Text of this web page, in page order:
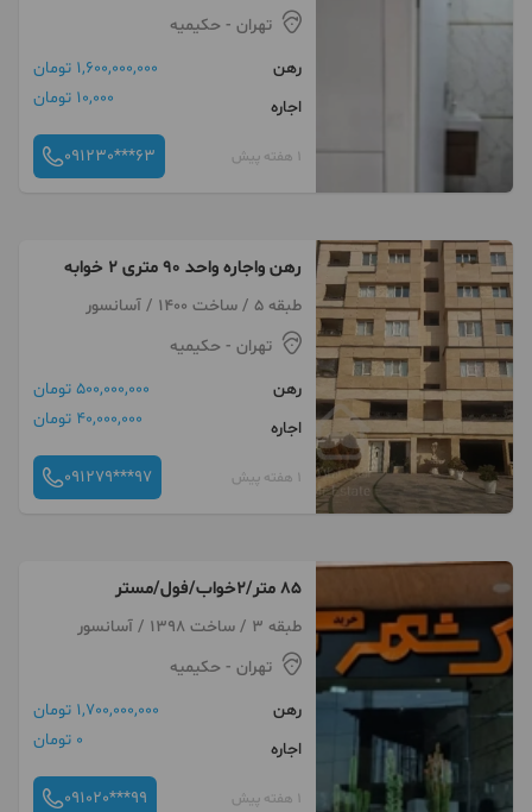
تهران - حکیمیه
رهن
1,600,000,000 تومان
اجاره
10,000 تومان
1 هفته پیش 091230***63
رهن واجاره واحد ۹۰ متری ۲ خوابه
طبقه 5 / ساخت 1400 / آسانسور
تهران - حکیمیه
رهن
500,000,000 تومان
اجاره
40,000,000 تومان
1 هفته پیش 091279***97
۸۵ متر/۲خواب/فول/مستر
طبقه 3 / ساخت 1398 / آسانسور
تهران - حکیمیه
رهن
1,700,000,000 تومان
اجاره
0 تومان
1 هفته پیش 091020***99